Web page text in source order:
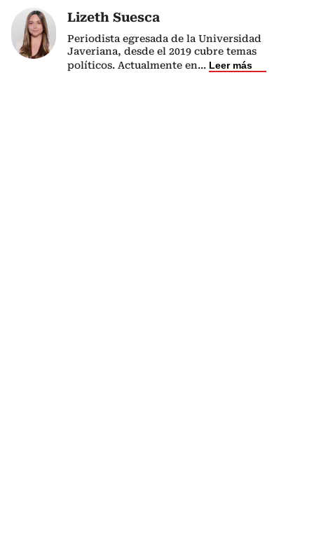
Lizeth Suesca
Periodista egresada de la Universidad
Javeriana, desde el 2019 cubre temas
políticos. Actualmente en... Leer más